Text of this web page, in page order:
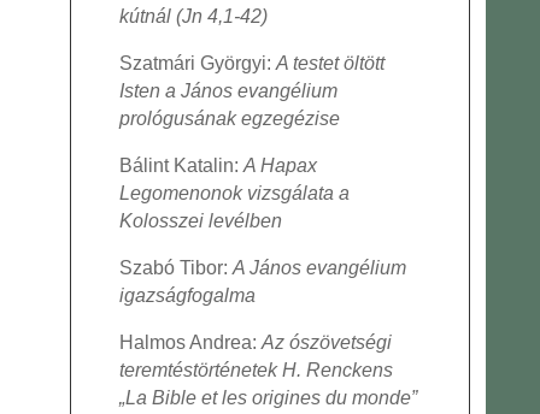
kútnál (Jn 4,1-42)
Szatmári Györgyi:A testet öltött
Isten a János evangélium
prológusának egzegézise
Bálint Katalin:A Hapax
Legomenonok vizsgálata a
Kolosszei levélben
Szabó Tibor:A János evangélium
igazságfogalma
Halmos Andrea:Az ószövetségi
teremtéstörténetek H. Renckens
„La Bible et les origines du monde”